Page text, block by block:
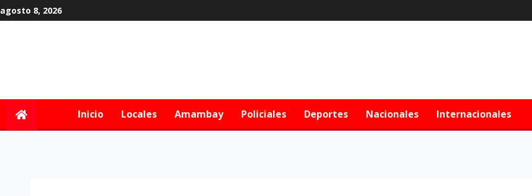
agosto 8, 2026
Inicio Locales Amambay Policiales Deportes Nacionales Internacionales